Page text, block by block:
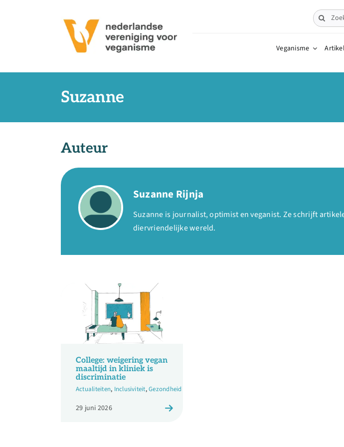
Zoeken
naar:
Veganisme
Suzanne
Auteur
Suzanne Rijnja
Suzanne is journalist, optimist en veganist. Ze schrijft
diervriendelijke wereld.
College: weigering vegan
maaltijd in kliniek is
discriminatie
Actualiteiten, Inclusiviteit,Gezondheid
29 juni 2026